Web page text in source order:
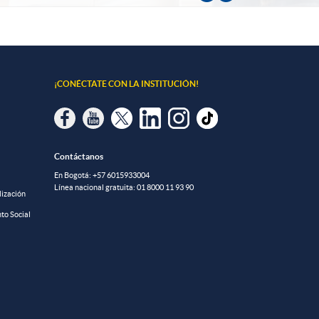
Social
¡CONÉCTATE CON LA INSTITUCIÓN!
Contáctanos
En Bogotá: +57 6015933004
Línea nacional gratuita: 01 8000 11 93 90